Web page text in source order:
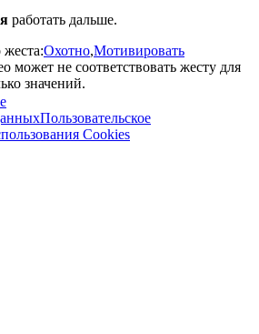
работать дальше.
жеста:Охотно,Мотивировать
может не соответствовать жесту для
значений.
Пользовательское
Cookies